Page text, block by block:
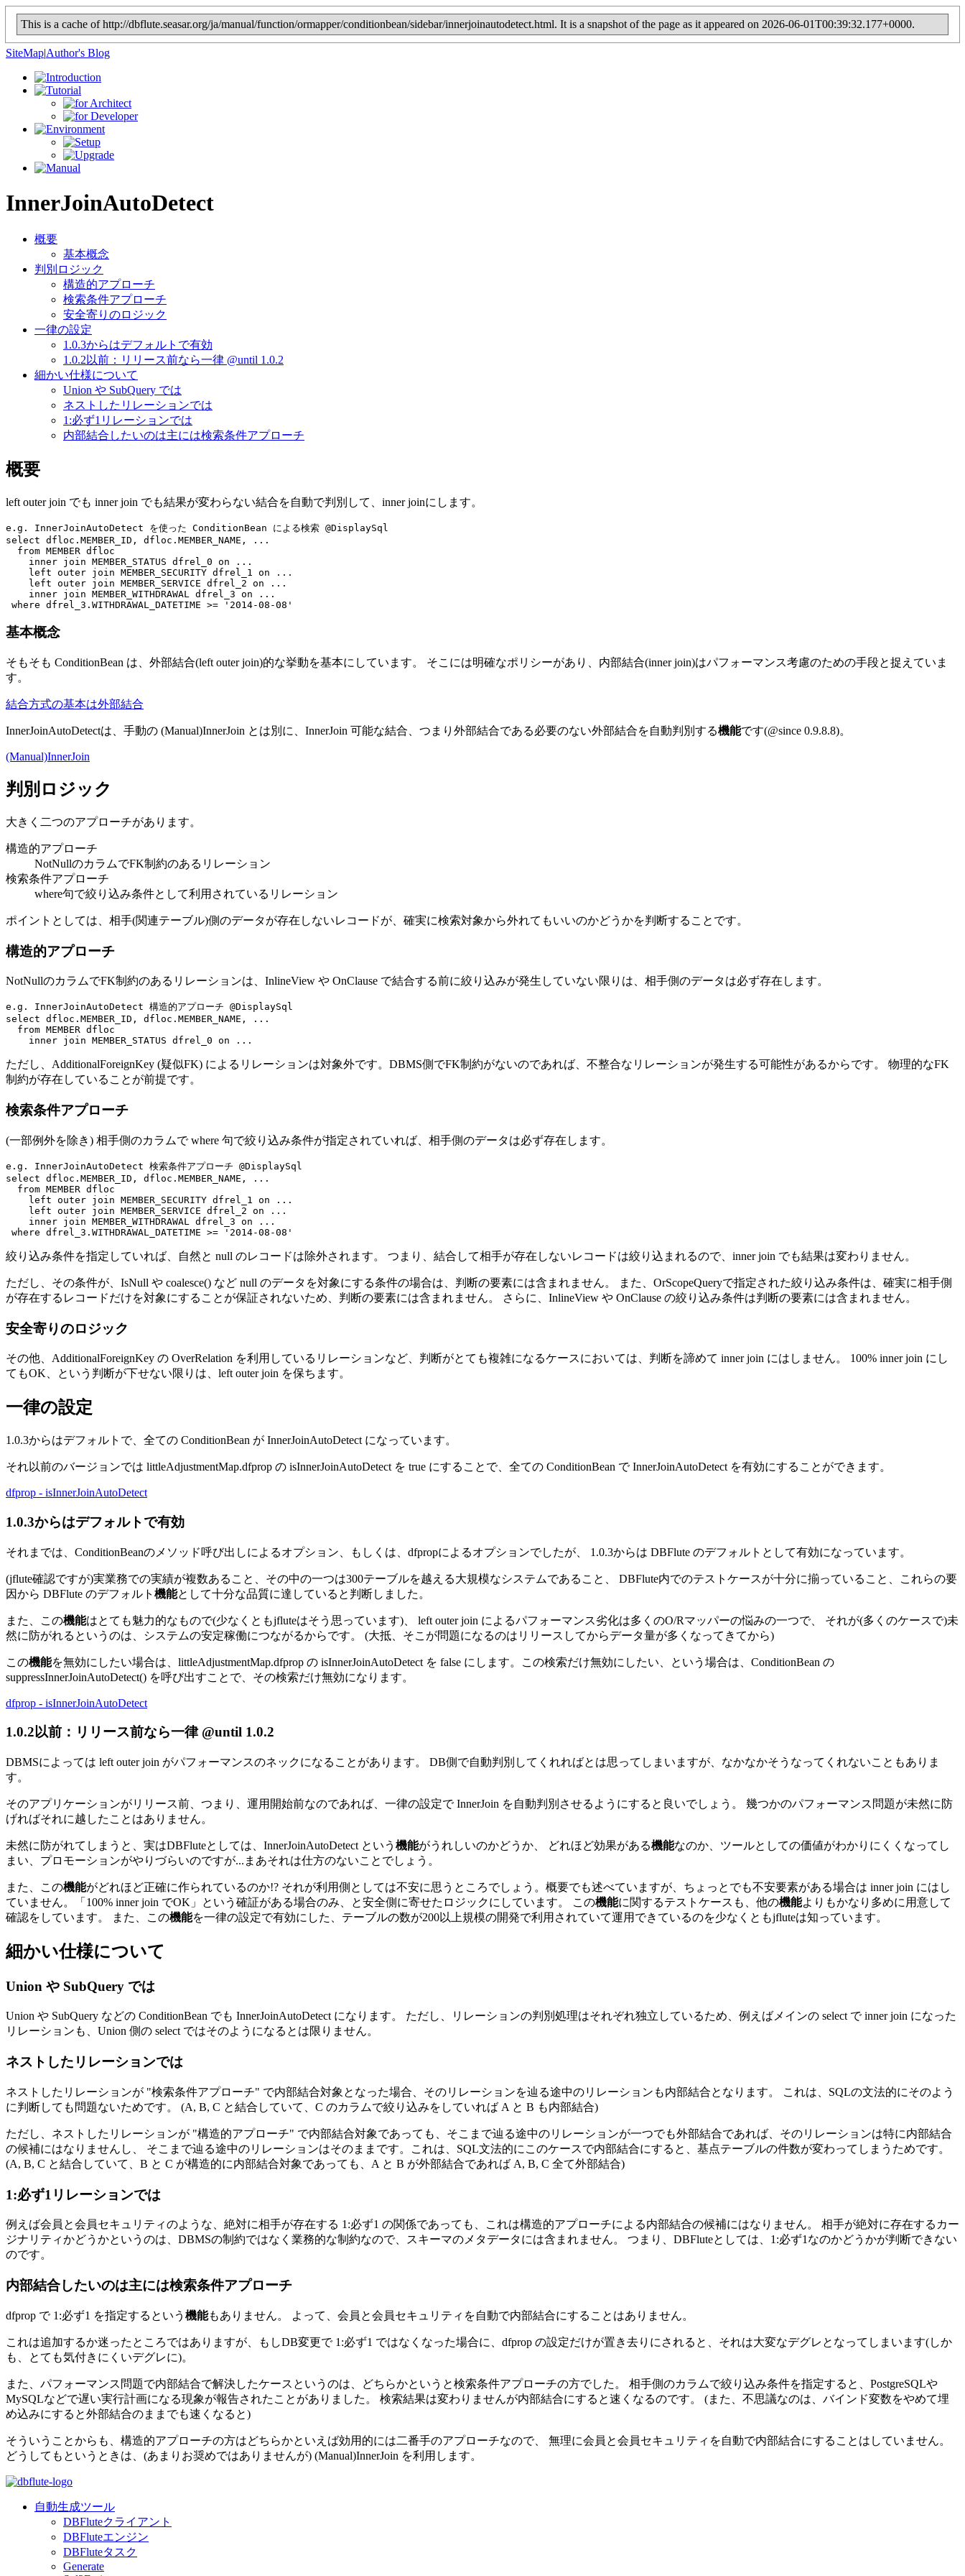
This is a cache of http://dbflute.seasar.org/ja/manual/function/ormapper/conditionbean/sidebar/innerjoinautodetect.html. It is a snapshot of the page as it appeared on 2026-06-01T00:39:32.177+0000.
SiteMap|Author's Blog
InnerJoinAutoDetect
概要
基本概念
判別ロジック
構造的アプローチ
検索条件アプローチ
安全寄りのロジック
一律の設定
1.0.3からはデフォルトで有効
1.0.2以前：リリース前なら一律 @until 1.0.2
細かい仕様について
Union や SubQuery では
ネストしたリレーションでは
1:必ず1リレーションでは
内部結合したいのは主には検索条件アプローチ
概要
left outer join でも inner join でも結果が変わらない結合を自動で判別して、inner joinにします。
e.g. InnerJoinAutoDetect を使った ConditionBean による検索 @DisplaySql
select dfloc.MEMBER_ID, dfloc.MEMBER_NAME,
...
from MEMBER dfloc
inner join MEMBER_STATUS dfrel_0 on
...
left outer join MEMBER_SECURITY dfrel_1 on
...
left outer join MEMBER_SERVICE dfrel_2 on
...
inner join MEMBER_WITHDRAWAL dfrel_3 on
...
where dfrel_3.WITHDRAWAL_DATETIME >= '2014-08-08'
基本概念
そもそも ConditionBean は、外部結合(left outer join)的な挙動を基本にしています。 そこには明確なポリシーがあり、内部結合(inner join)はパフォーマンス考慮のための手段と捉えていま
す。
結合方式の基本は外部結合
InnerJoinAutoDetectは、手動の (Manual)InnerJoin とは別に、InnerJoin 可能な結合、つまり外部結合である必要のない外部結合を自動判別する機能です(@since 0.9.8.8)。
(Manual)InnerJoin
判別ロジック
大きく二つのアプローチがあります。
構造的アプローチ
NotNullのカラムでFK制約のあるリレーション
検索条件アプローチ
where句で絞り込み条件として利用されているリレーション
ポイントとしては、相手(関連テーブル)側のデータが存在しないレコードが、確実に検索対象から外れてもいいのかどうかを判断することです。
構造的アプローチ
NotNullのカラムでFK制約のあるリレーションは、InlineView や OnClause で結合する前に絞り込みが発生していない限りは、相手側のデータは必ず存在します。
e.g. InnerJoinAutoDetect 構造的アプローチ @DisplaySql
select dfloc.MEMBER_ID, dfloc.MEMBER_NAME,
...
from MEMBER dfloc
inner join MEMBER_STATUS dfrel_0 on ...
ただし、AdditionalForeignKey (疑似FK) によるリレーションは対象外です。DBMS側でFK制約がないのであれば、不整合なリレーションが発生する可能性があるからです。 物理的なFK
制約が存在していることが前提です。
検索条件アプローチ
(一部例外を除き) 相手側のカラムで where 句で絞り込み条件が指定されていれば、相手側のデータは必ず存在します。
e.g. InnerJoinAutoDetect 検索条件アプローチ @DisplaySql
select dfloc.MEMBER_ID, dfloc.MEMBER_NAME,
...
from MEMBER dfloc
left outer join MEMBER_SECURITY dfrel_1 on
...
left outer join MEMBER_SERVICE dfrel_2 on
...
inner join MEMBER_WITHDRAWAL dfrel_3 on
...
where dfrel_3.WITHDRAWAL_DATETIME >= '2014-08-08'
絞り込み条件を指定していれば、自然と null のレコードは除外されます。 つまり、結合して相手が存在しないレコードは絞り込まれるので、inner join でも結果は変わりません。
ただし、その条件が、IsNull や coalesce() など null のデータを対象にする条件の場合は、判断の要素には含まれません。 また、OrScopeQueryで指定された絞り込み条件は、確実に相手側
が存在するレコードだけを対象にすることが保証されないため、判断の要素には含まれません。 さらに、InlineView や OnClause の絞り込み条件は判断の要素には含まれません。
安全寄りのロジック
その他、AdditionalForeignKey の OverRelation を利用しているリレーションなど、判断がとても複雑になるケースにおいては、判断を諦めて inner join にはしません。 100% inner join にし
てもOK、という判断が下せない限りは、left outer join を保ちます。
一律の設定
1.0.3からはデフォルトで、全ての ConditionBean が InnerJoinAutoDetect になっています。
それ以前のバージョンでは littleAdjustmentMap.dfprop の isInnerJoinAutoDetect を true にすることで、全ての ConditionBean で InnerJoinAutoDetect を有効にすることができます。
dfprop - isInnerJoinAutoDetect
1.0.3からはデフォルトで有効
それまでは、ConditionBeanのメソッド呼び出しによるオプション、もしくは、dfpropによるオプションでしたが、 1.0.3からは DBFlute のデフォルトとして有効になっています。
(jflute確認ですが)実業務での実績が複数あること、その中の一つは300テーブルを越える大規模なシステムであること、 DBFlute内でのテストケースが十分に揃っていること、これらの要
因から DBFlute のデフォルト 機能として十分な品質に達していると判断しました。
また、この機能はとても魅力的なもので(少なくともjfluteはそう思っています)、 left outer join によるパフォーマンス劣化は多くのO/Rマッパーの悩みの一つで、 それが(多くのケースで)未
然に防がれるというのは、システムの安定稼働につながるからです。 (大抵、そこが問題になるのはリリースしてからデータ量が多くなってきてから)
この機能を無効にしたい場合は、littleAdjustmentMap.dfprop の isInnerJoinAutoDetect を false にします。この検索だけ無効にしたい、という場合は、ConditionBean の
suppressInnerJoinAutoDetect() を呼び出すことで、その検索だけ無効になります。
dfprop - isInnerJoinAutoDetect
1.0.2以前：リリース前なら一律 @until 1.0.2
DBMSによっては left outer join がパフォーマンスのネックになることがあります。 DB側で自動判別してくれればとは思ってしまいますが、なかなかそうなってくれないこともありま
す。
そのアプリケーションがリリース前、つまり、運用開始前なのであれば、一律の設定で InnerJoin を自動判別させるようにすると良いでしょう。 幾つかのパフォーマンス問題が未然に防
げればそれに越したことはありません。
未然に防がれてしまうと、実はDBFluteとしては、InnerJoinAutoDetect という 機能がうれしいのかどうか、 どれほど効果がある機能なのか、ツールとしての価値がわかりにくくなってし
まい、プロモーションがやりづらいのですが...まあそれは仕方のないことでしょう。
また、この機能がどれほど正確に作られているのか!? それが利用側としては不安に思うところでしょう。概要でも述べていますが、ちょっとでも不安要素がある場合は inner join にはし
ていません。「100% inner join でOK」という確証がある場合のみ、と安全側に寄せたロジックにしています。 この機能に関するテストケースも、他の機能よりもかなり多めに用意して
確認をしています。 また、この機能を一律の設定で有効にした、テーブルの数が200以上規模の開発で利用されていて運用できているのを少なくともjfluteは知っています。
細かい仕様について
Union や SubQuery では
Union や SubQuery などの ConditionBean でも InnerJoinAutoDetect になります。 ただし、リレーションの判別処理はそれぞれ独立しているため、例えばメインの select で inner join になった
リレーションも、Union 側の select ではそのようになるとは限りません。
ネストしたリレーションでは
ネストしたリレーションが "検索条件アプローチ" で内部結合対象となった場合、そのリレーションを辿る途中のリレーションも内部結合となります。 これは、SQLの文法的にそのよう
に判断しても問題ないためです。 (A, B, C と結合していて、C のカラムで絞り込みをしていれば A と B も内部結合)
ただし、ネストしたリレーションが "構造的アプローチ" で内部結合対象であっても、そこまで辿る途中のリレーションが一つでも外部結合であれば、そのリレーションは特に内部結合
の候補にはなりませんし、 そこまで辿る途中のリレーションはそのままです。これは、SQL文法的にこのケースで内部結合にすると、基点テーブルの件数が変わってしまうためです。
(A, B, C と結合していて、B と C が構造的に内部結合対象であっても、A と B が外部結合であれば A, B, C 全て外部結合)
1:必ず1リレーションでは
例えば会員と会員セキュリティのような、絶対に相手が存在する 1:必ず1 の関係であっても、これは構造的アプローチによる内部結合の候補にはなりません。 相手が絶対に存在するカー
ジナリティかどうかというのは、DBMSの制約ではなく業務的な制約なので、スキーマのメタデータには含まれません。 つまり、DBFluteとしては、1:必ず1なのかどうかが判断できない
のです。
内部結合したいのは主には検索条件アプローチ
dfprop で 1:必ず1 を指定するという 機能もありません。 よって、会員と会員セキュリティを自動で内部結合にすることはありません。
これは追加するか迷ったところではありますが、もしDB変更で 1:必ず1 ではなくなった場合に、dfprop の設定だけが置き去りにされると、それは大変なデグレとなってしまいます(しか
も、とても気付きにくいデグレに)。
また、パフォーマンス問題で内部結合で解決したケースというのは、どちらかというと検索条件アプローチの方でした。 相手側のカラムで絞り込み条件を指定すると、PostgreSQLや
MySQLなどで遅い実行計画になる現象が報告されたことがありました。 検索結果は変わりませんが内部結合にすると速くなるのです。 (また、不思議なのは、バインド変数をやめて埋
め込みにすると外部結合のままでも速くなると)
そういうことからも、構造的アプローチの方はどちらかといえば効用的には二番手のアプローチなので、 無理に会員と会員セキュリティを自動で内部結合にすることはしていません。
どうしてもというときは、(あまりお奨めではありませんが) (Manual)InnerJoin を利用します。
自動生成ツール
DBFluteクライアント
DBFluteエンジン
DBFluteタスク
Generate